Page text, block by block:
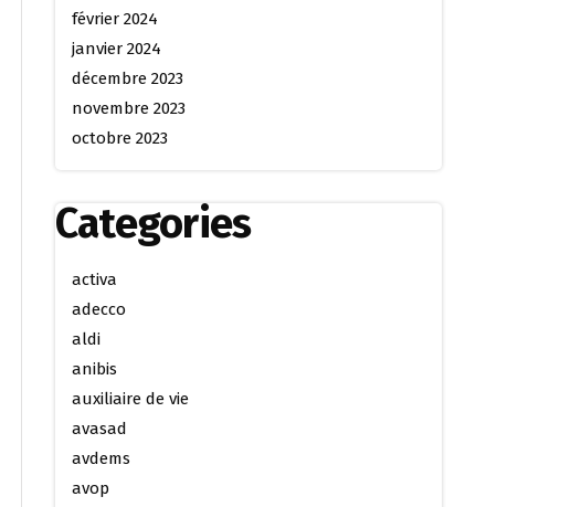
février 2024
janvier 2024
décembre 2023
novembre 2023
octobre 2023
Categories
activa
adecco
aldi
anibis
auxiliaire de vie
avasad
avdems
avop